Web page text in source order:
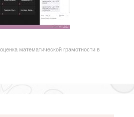
математической грамотности в